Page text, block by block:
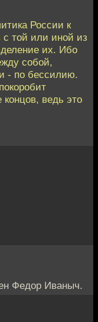
России к
той или иной из
их. Ибо
собой,
- по бессилию.
ведь это
Федор Иваныч.